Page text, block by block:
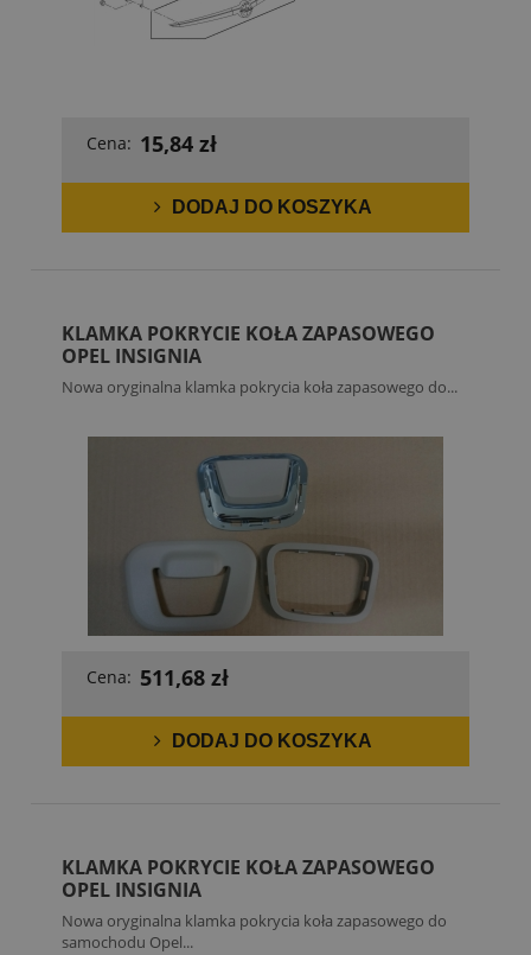
Cena: 15,84 zł
DODAJ DO KOSZYKA
KLAMKA POKRYCIE KOŁA ZAPASOWEGO
OPEL INSIGNIA
Nowa oryginalna klamka pokrycia koła zapasowego do...
Cena: 511,68 zł
DODAJ DO KOSZYKA
KLAMKA POKRYCIE KOŁA ZAPASOWEGO
OPEL INSIGNIA
Nowa oryginalna klamka pokrycia koła zapasowego do
samochodu Opel...